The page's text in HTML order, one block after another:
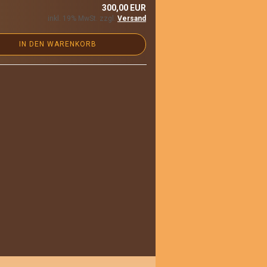
300,00 EUR
inkl. 19% MwSt. zzgl. Versand
IN DEN WARENKORB